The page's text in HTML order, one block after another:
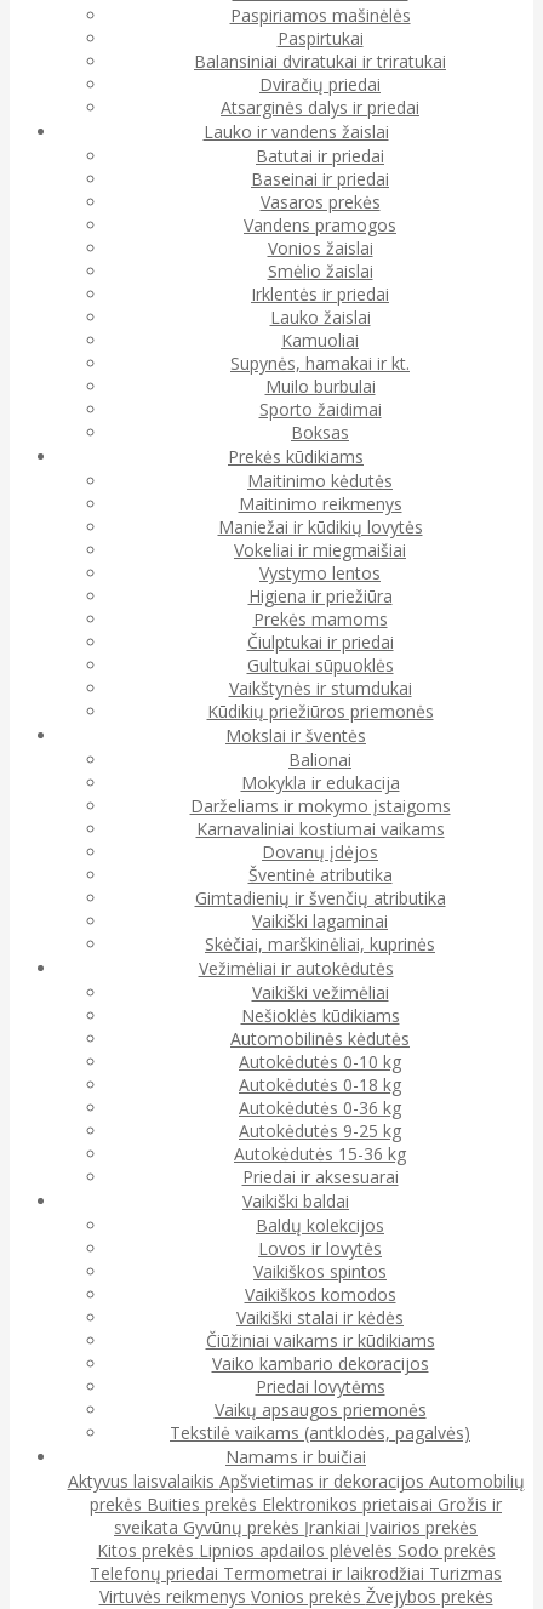
Paspiriamos mašinėlės
Paspirtukai
Balansiniai dviratukai ir triratukai
Dviračių priedai
Atsarginės dalys ir priedai
Lauko ir vandens žaislai
Batutai ir priedai
Baseinai ir priedai
Vasaros prekės
Vandens pramogos
Vonios žaislai
Smėlio žaislai
Irklentės ir priedai
Lauko žaislai
Kamuoliai
Supynės, hamakai ir kt.
Muilo burbulai
Sporto žaidimai
Boksas
Prekės kūdikiams
Maitinimo kėdutės
Maitinimo reikmenys
Maniežai ir kūdikių lovytės
Vokeliai ir miegmaišiai
Vystymo lentos
Higiena ir priežiūra
Prekės mamoms
Čiulptukai ir priedai
Gultukai sūpuoklės
Vaikštynės ir stumdukai
Kūdikių priežiūros priemonės
Mokslai ir šventės
Balionai
Mokykla ir edukacija
Darželiams ir mokymo įstaigoms
Karnavaliniai kostiumai vaikams
Dovanų įdėjos
Šventinė atributika
Gimtadienių ir švenčių atributika
Vaikiški lagaminai
Skėčiai, marškinėliai, kuprinės
Vežimėliai ir autokėdutės
Vaikiški vežimėliai
Nešioklės kūdikiams
Automobilinės kėdutės
Autokėdutės 0-10 kg
Autokėdutės 0-18 kg
Autokėdutės 0-36 kg
Autokėdutės 9-25 kg
Autokėdutės 15-36 kg
Priedai ir aksesuarai
Vaikiški baldai
Baldų kolekcijos
Lovos ir lovytės
Vaikiškos spintos
Vaikiškos komodos
Vaikiški stalai ir kėdės
Čiūžiniai vaikams ir kūdikiams
Vaiko kambario dekoracijos
Priedai lovytėms
Vaikų apsaugos priemonės
Tekstilė vaikams (antklodės, pagalvės)
Namams ir buičiai
Aktyvus laisvalaikis Apšvietimas ir dekoracijos Automobilių
prekės Buities prekės Elektronikos prietaisai Grožis ir
sveikata Gyvūnų prekės Įrankiai Įvairios prekės
Kitos prekės Lipnios apdailos plėvelės Sodo prekės
Telefonų priedai Termometrai ir laikrodžiai Turizmas
Virtuvės reikmenys Vonios prekės Žvejybos prekės